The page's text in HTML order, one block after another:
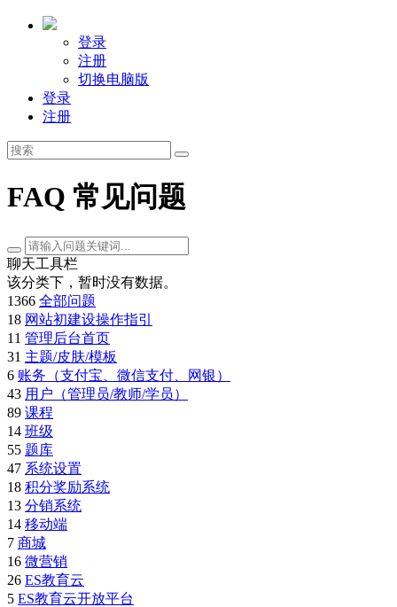
登录
注册
切换电脑版
登录
注册
FAQ 常见问题
聊天工具栏
该分类下，暂时没有数据。
1366 全部问题
18 网站初建设操作指引
11 管理后台首页
31 主题/皮肤/模板
6 账务（支付宝、微信支付、网银）
43 用户（管理员/教师/学员）
89 课程
14 班级
55 题库
47 系统设置
18 积分奖励系统
13 分销系统
14 移动端
7 商城
16 微营销
26 ES教育云
5 ES教育云开放平台